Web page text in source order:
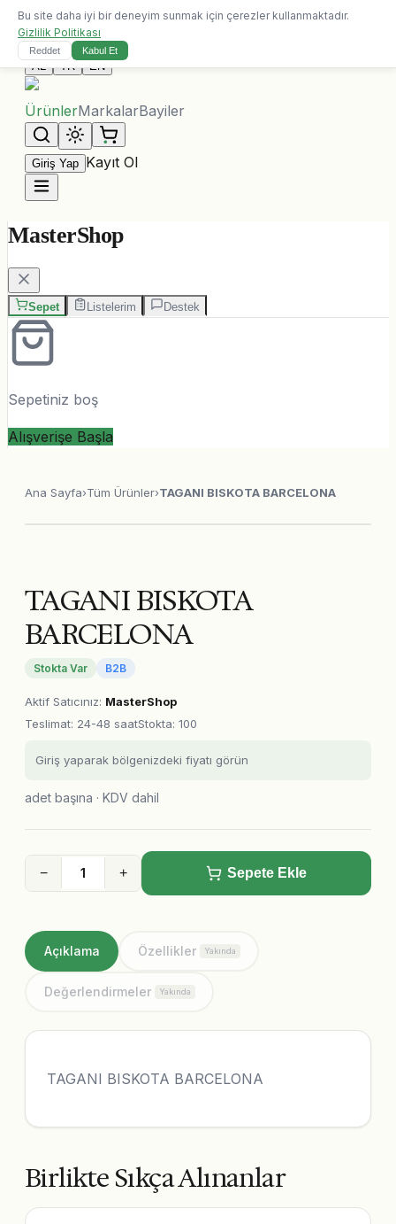
10.000 ALL üzeri siparişlerde ücretsiz kargo
Bize Ulaşın
AL TR EN
ÜrünlerMarkalarBayiler
Giriş Yap Kayıt Ol
MasterShop
Sepet Listelerim Destek
Sepetiniz boş
Alışverişe Başla
Ana Sayfa›Tüm Ürünler›TAGANI BISKOTA BARCELONA
TAGANI BISKOTA
BARCELONA
Stokta Var B2B
Aktif Satıcınız: MasterShop
Teslimat: 24-48 saatStokta: 100
Giriş yaparak bölgenizdeki fiyatı görün
adet başına · KDV dahil
− + Sepete Ekle
Açıklama Özellikler Yakında
Değerlendirmeler Yakında
TAGANI BISKOTA BARCELONA
Birlikte Sıkça Alınanlar
Bu site daha iyi bir deneyim sunmak için çerezler kullanmaktadır.
Gizlilik Politikası
Reddet Kabul Et